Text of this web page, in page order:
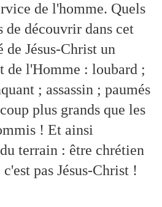
de l'homme. Quels
de découvrir dans cet
de Jésus-Christ un
de l'Homme : loubard ;
; assassin ; paumés
plus grands que les
! Et ainsi
terrain : être chrétien
pas Jésus-Christ !